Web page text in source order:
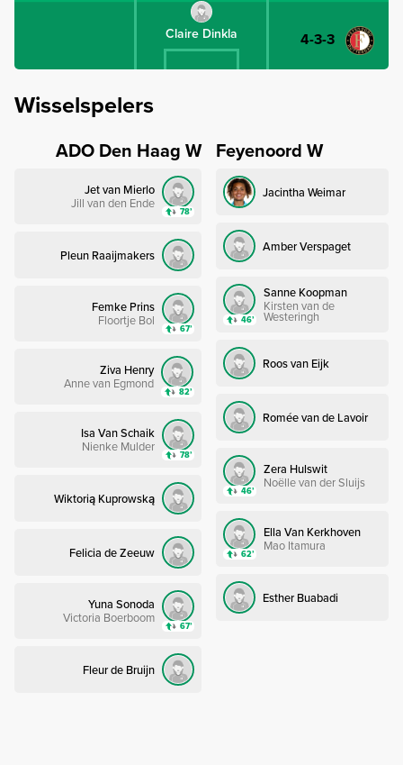
Claire Dinkla 4-3-3
Wisselspelers
ADO Den Haag W
Jet van Mierlo
Jill van den Ende 78’
Pleun Raaijmakers
Femke Prins
Floortje Bol 67’
Ziva Henry
Anne van Egmond 82’
Isa Van Schaik
Nienke Mulder 78’
Wiktorią Kuprowską
Felicia de Zeeuw
Yuna Sonoda
Victoria Boerboom 67’
Fleur de Bruijn
Feyenoord W
Jacintha Weimar
Amber Verspaget
Sanne Koopman
Kirsten van de
Westeringh
46’
Roos van Eijk
Romée van de Lavoir
Zera Hulswit
Noëlle van der Sluijs
46’
Ella Van Kerkhoven
Mao Itamura
62’
Esther Buabadi